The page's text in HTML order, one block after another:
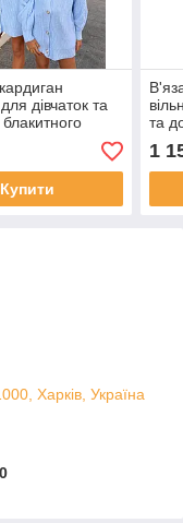
дівчаток та
р. 134-158 та S-
Купити
та
1
Харків, Україна